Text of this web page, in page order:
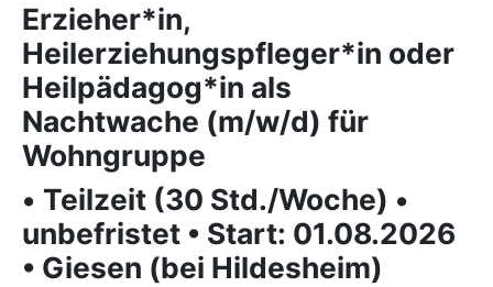
Erzieher*in,
Heilerziehungspfleger*in oder
Heilpädagog*in als
Nachtwache (m/w/d) für
Wohngruppe
• Teilzeit (30 Std./Woche) •
unbefristet • Start: 01.08.2026
• Giesen (bei Hildesheim)